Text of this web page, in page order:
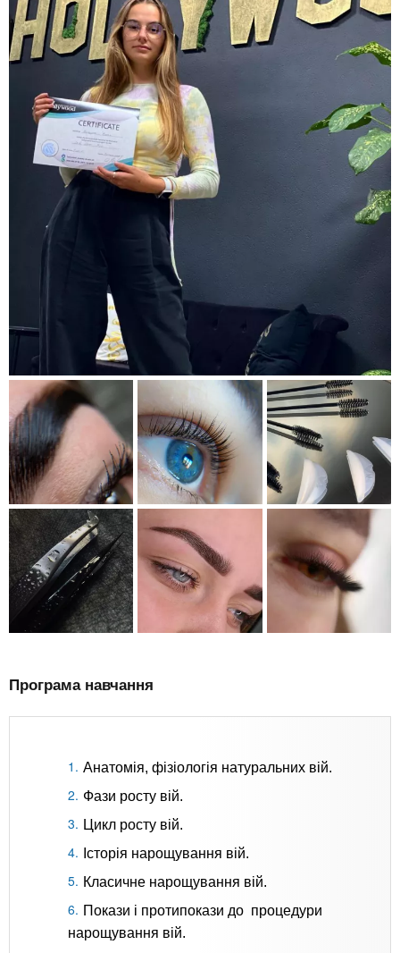
Програма навчання
Анатомія, фізіологія натуральних вій.
Фази росту вій.
Цикл росту вій.
Історія нарощування вій.
Класичне нарощування вій.
Покази і протипокази до процедури
нарощування вій.